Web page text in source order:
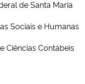
de Santa Maria
Sociais e Humanas
Ciências Contábeis